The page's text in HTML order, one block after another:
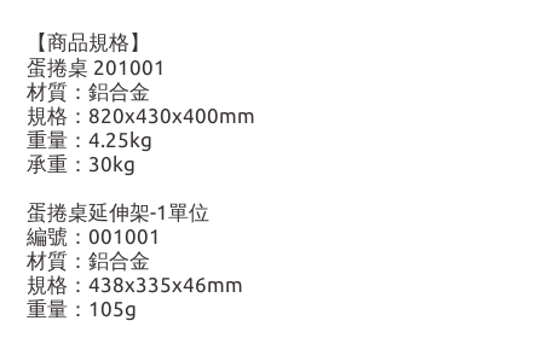
【商品規格】
蛋捲桌 201001
材質：鋁合金
規格：820x430x400mm
重量：4.25kg
承重：30kg
蛋捲桌延伸架-1單位
編號：001001
材質：鋁合金
規格：438x335x46mm
重量：105g